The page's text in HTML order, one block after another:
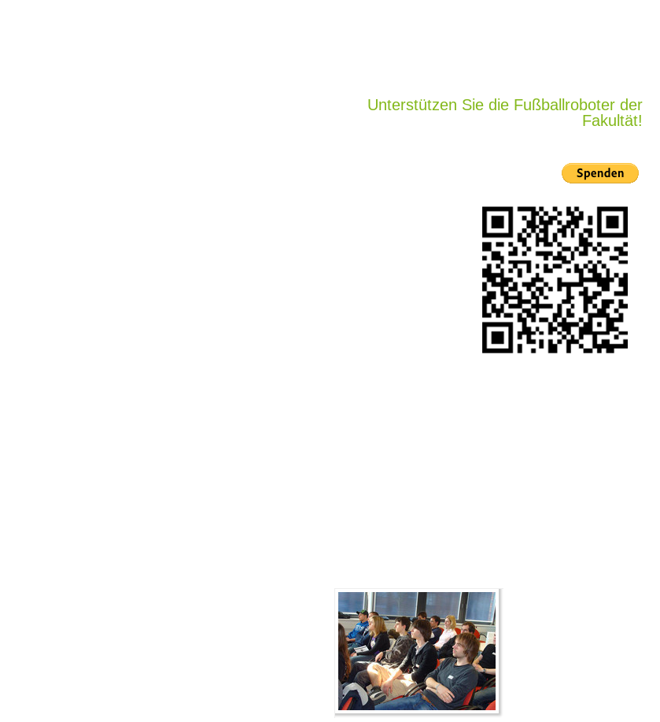
Unterstützen Sie die Fußballroboter der
Fakultät!